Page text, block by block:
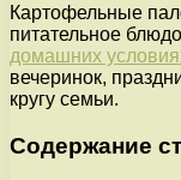
Картофельные
питательное
домашних
вечеринок,
кругу семьи.
Содержание